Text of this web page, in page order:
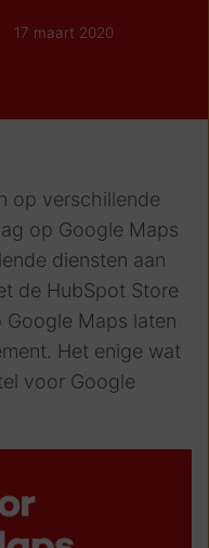
17 maart 2020
op verschillende
op Google Maps
diensten aan
de HubSpot Store
Google Maps laten
Het enige wat
voor Google